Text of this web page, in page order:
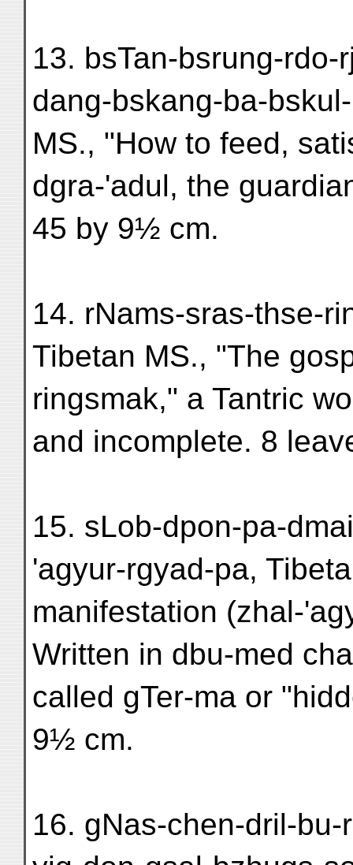
13. bsTan-bsrung-
dang-bskang-ba-
MS., "How to feed,
dgra-'adul, the
45 by 9½ cm.
14. rNams-sras-thse-
Tibetan MS., "The
ringsmak," a Tantric
and incomplete. 8
15. sLob-dpon-pa-
'agyur-rgyad-pa,
manifestation (zhal-
Written in dbu-med
called gTer-ma or
9½ cm.
16. gNas-chen-dril-